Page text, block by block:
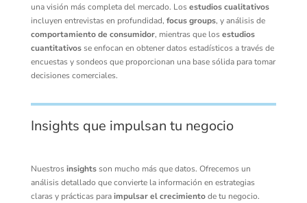
una visión más completa del mercado. Losestudios cualitativos
incluyen entrevistas en profundidad, focus groups, y análisis de
comportamiento de consumidor, mientras que losestudios
cuantitativosse enfocan en obtener datos estadísticos a través de
encuestas y sondeos que proporcionan una base sólida para tomar
decisiones comerciales.
Insights que impulsan tu negocio
Nuestrosinsightsson mucho más que datos. Ofrecemos un
análisis detallado que convierte la información en estrategias
claras y prácticas paraimpulsar el crecimientode tu negocio.